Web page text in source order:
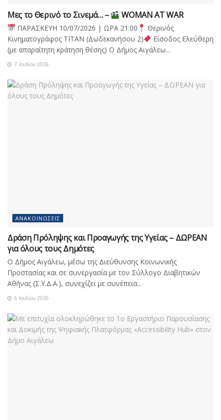
Μες το Θερινό το Σινεμά… – WOMAN AT WAR
ΠΑΡΑΣΚΕΥΗ 10/07/2026 | ΩΡΑ 21:00
Θερινός
Κινηματογράφος ΤΙΤΑΝ (Δωδεκανήσου 2)
Είσοδος Ελεύθερη
(με απαραίτητη κράτηση θέσης) Ο Δήμος Αιγάλεω...
7 Ιουλίου 2026
ΑΝΑΚΟΙΝΏΣΕΙΣ
Δράση Πρόληψης και Προαγωγής της Υγείας – ΔΩΡΕΑΝ
για όλους τους Δημότες
Ο Δήμος Αιγάλεω, μέσω της Διεύθυνσης Κοινωνικής
Προστασίας και σε συνεργασία με τον Σύλλογο Διαβητικών
Αθήνας (Σ.Υ.Δ.Α.), συνεχίζει με συνέπεια...
6 Ιουλίου 2026